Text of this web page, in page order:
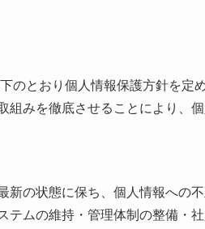
のとおり個人情報保護方針を定
みを徹底させることにより、
新の状態に保ち、個人情報への
ムの維持・管理体制の整備・